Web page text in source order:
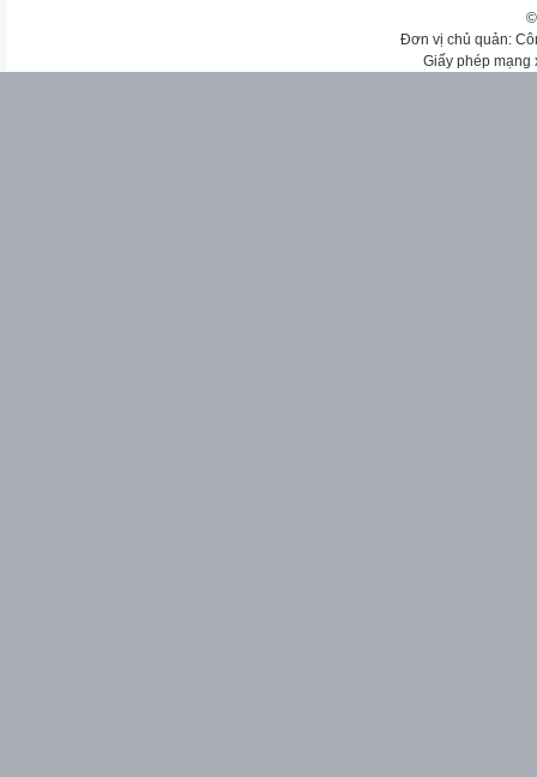
Đơn vị chủ quản:
Giấy phép mạng